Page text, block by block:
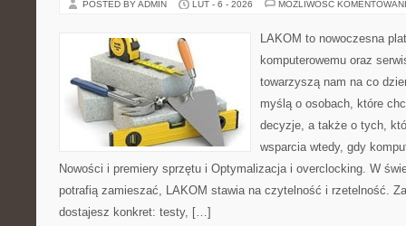
POSTED BY ADMIN LUT - 6 - 2026 MOŻLIWOŚĆ
LAKOM to nowoczesna
komputerowemu oraz
towarzyszą nam na co
myślą o osobach, które
decyzje, a także o tych,
wsparcia wtedy, gdy
Nowości i premiery sprzętu i Optymalizacja i overclocking. W
potrafią zamieszać, LAKOM stawia na czytelność i rzetelność.
dostajesz konkret: testy, […]